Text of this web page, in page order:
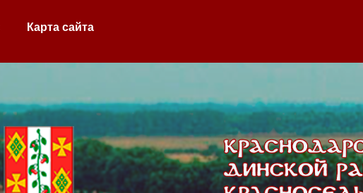
Карта сайта